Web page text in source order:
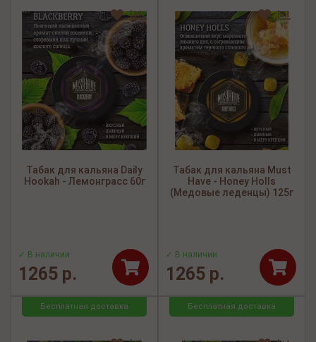
Табак для кальяна Daily
Hookah - Лемонграсс 60г
✓ В наличии
1265 р.
Табак для кальяна Must
Have - Honey Holls
(Медовые леденцы) 125г
✓ В наличии
1265 р.
Бесплатная доставка Бесплатная доставка